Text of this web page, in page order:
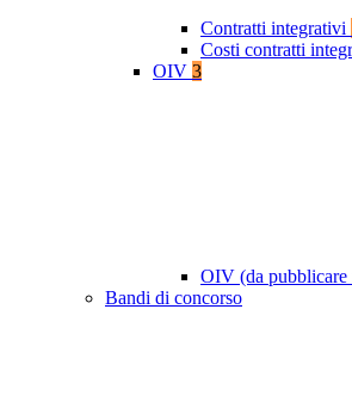
Contratti integrativi
Costi contratti
OIV 3
OIV (da pubblicare
Bandi di concorso